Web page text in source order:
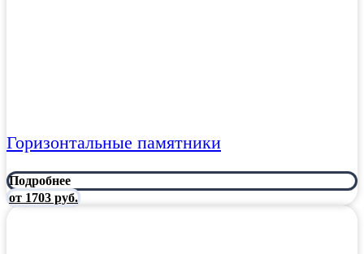
Горизонтальные памятники
Подробнее
от 1703 руб.